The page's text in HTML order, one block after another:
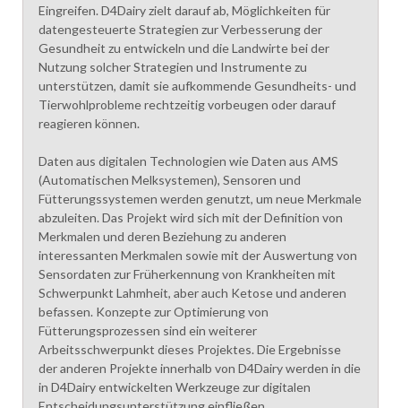
Eingreifen. D4Dairy zielt darauf ab, Möglichkeiten für
datengesteuerte Strategien zur Verbesserung der
Gesundheit zu entwickeln und die Landwirte bei der
Nutzung solcher Strategien und Instrumente zu
unterstützen, damit sie aufkommende Gesundheits- und
Tierwohlprobleme rechtzeitig vorbeugen oder darauf
reagieren können.
Daten aus digitalen Technologien wie Daten aus AMS
(Automatischen Melksystemen), Sensoren und
Fütterungssystemen werden genutzt, um neue Merkmale
abzuleiten. Das Projekt wird sich mit der Definition von
Merkmalen und deren Beziehung zu anderen
interessanten Merkmalen sowie mit der Auswertung von
Sensordaten zur Früherkennung von Krankheiten mit
Schwerpunkt Lahmheit, aber auch Ketose und anderen
befassen. Konzepte zur Optimierung von
Fütterungsprozessen sind ein weiterer
Arbeitsschwerpunkt dieses Projektes. Die Ergebnisse
der anderen Projekte innerhalb von D4Dairy werden in die
in D4Dairy entwickelten Werkzeuge zur digitalen